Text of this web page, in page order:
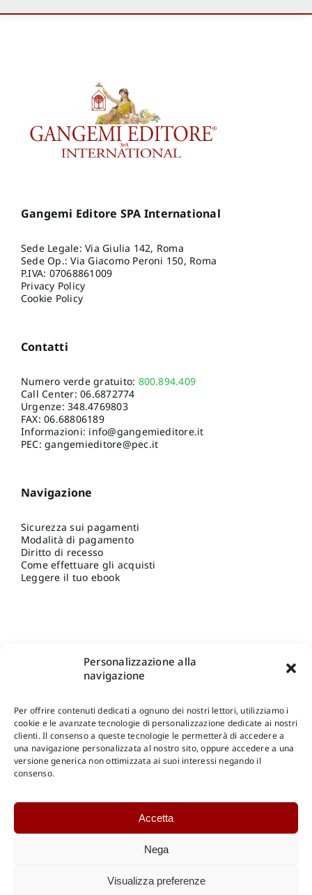
Personalizzazione alla
navigazione
Per offrire contenuti dedicati a ognuno dei nostri lettori, utilizziamo i
cookie e le avanzate tecnologie di personalizzazione dedicate ai nostri
clienti. Il consenso a queste tecnologie le permetterà di accedere a
una navigazione personalizzata al nostro sito, oppure accedere a una
versione generica non ottimizzata ai suoi interessi negando il
consenso.
Accetta
Nega
Visualizza preferenze
Gangemi Editore SPA International
Sede Legale: Via Giulia 142, Roma
Sede Op.: Via Giacomo Peroni 150, Roma
P.IVA: 07068861009
Privacy Policy
Cookie Policy
Contatti
Numero verde gratuito: 800.894.409
Call Center:06.6872774
Urgenze:348.4769803
FAX: 06.68806189
Informazioni: info@gangemieditore.it
PEC: gangemieditore@pec.it
Navigazione
Sicurezza sui pagamenti
Modalità di pagamento
Diritto di recesso
Come effettuare gli acquisti
Leggere il tuo ebook
Shop Gangemi Editore-Pagamenti Sicuri e anche Rateali
Catalogo Online
Catalogo Internazionale
DOWNLOAD
Catalogo Internazionale